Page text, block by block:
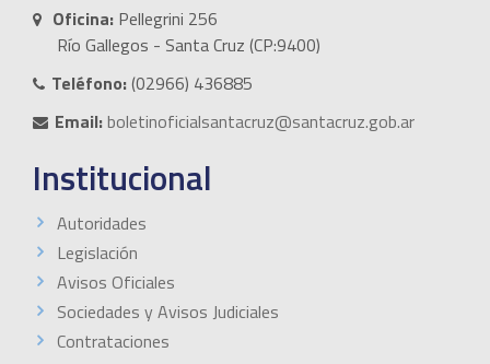
Oficina: Pellegrini 256
Río Gallegos - Santa Cruz (CP:9400)
Teléfono:(02966) 436885
Email:boletinoficialsantacruz@santacruz.gob.ar
Institucional
Autoridades
Legislación
Avisos Oficiales
Sociedades y Avisos Judiciales
Contrataciones